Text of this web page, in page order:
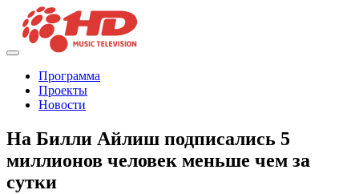
Программа
Проекты
Новости
На Билли Айлиш подписались 5
миллионов человек меньше чем за
сутки